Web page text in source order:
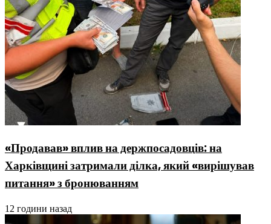
«Продавав» вплив на держпосадовців: на
Харківщині затримали ділка, який «вирішував
питання» з бронюванням
12 години назад